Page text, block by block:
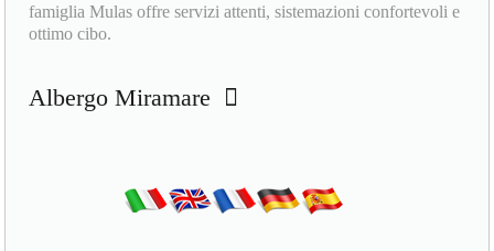
famiglia Mulas offre servizi attenti, sistemazioni confortevoli e
ottimo cibo.
Albergo Miramare